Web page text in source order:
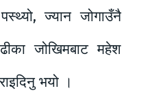
ज्यान जोगाउँनै
जोखिमबाट महेश
भयो ।